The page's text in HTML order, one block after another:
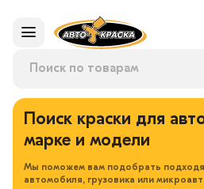
Поиск краски для
марке и модели
Мы поможем вам подобрать
автомобиля, грузовика или